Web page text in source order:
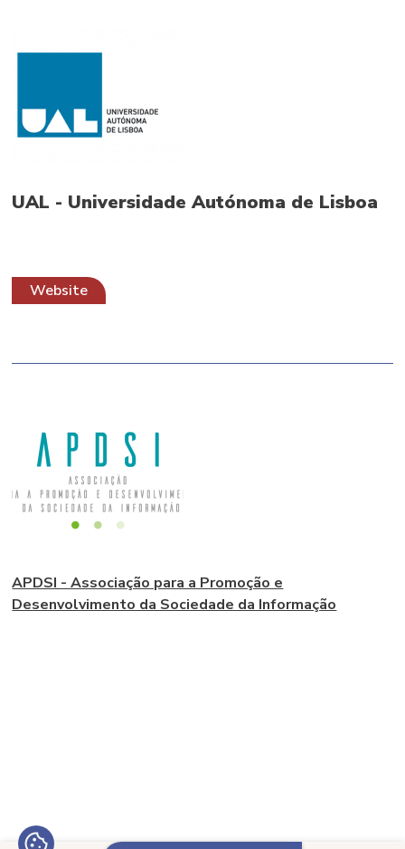
UAL - Universidade Autónoma de Lisboa
Website
APDSI - Associação para a Promoção e
Desenvolvimento da Sociedade da Informação